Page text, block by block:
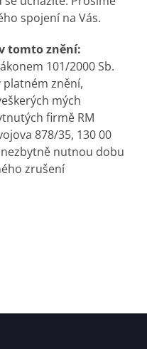
spojení na Vás.
tomto znění:
101/2000 Sb.
znění,
mých
firmě RM
878/35, 130 00
nutnou dobu
zrušení